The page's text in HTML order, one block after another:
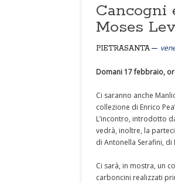
Cancogni
Moses
PIETRASANTA
Domani 17 febbraio,
Ci saranno anche
collezione di Enrico
L’incontro, introdotto
vedrà, inoltre, la
di Antonella Serafini, di
Ci sarà, in mostra, un
carboncini realizzati